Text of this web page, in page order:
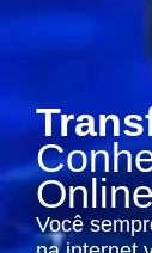
Você